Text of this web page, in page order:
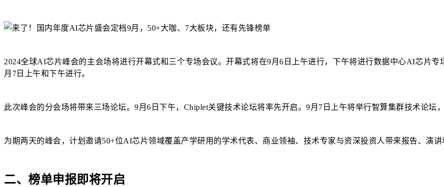
2024全球AI芯片峰会的主会场将进行开幕式和三个专场会议。开幕式将在9月6日上午进行，下午将进行数据中心AI芯片
月7日上午和下午进行。
此次峰会的分会场将带来三场论坛。9月6日下午，Chiplet关键技术论坛将率先开启。9月7日上午将举行智算集群技术论坛
为期两天的峰会，计划邀请50+位AI芯片领域覆盖产学研用的学术代表、商业领袖、技术专家与资深投资人带来报告、演讲
二、榜单申报即将开启